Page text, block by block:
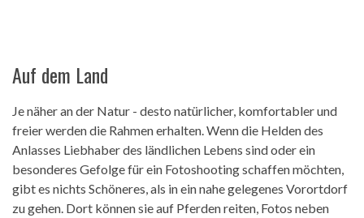
Auf dem Land
Je näher an der Natur - desto natürlicher, komfortabler und
freier werden die Rahmen erhalten. Wenn die Helden des
Anlasses Liebhaber des ländlichen Lebens sind oder ein
besonderes Gefolge für ein Fotoshooting schaffen möchten,
gibt es nichts Schöneres, als in ein nahe gelegenes Vorortdorf
zu gehen. Dort können sie auf Pferden reiten, Fotos neben